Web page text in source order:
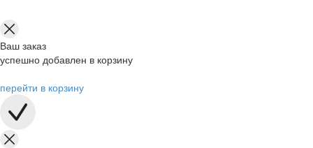
Ваш заказ
успешно добавлен в корзину
перейти в корзину